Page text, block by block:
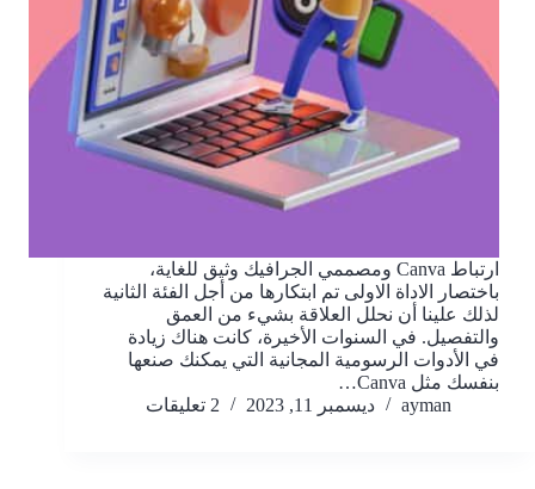
ارتباط Canva ومصممي الجرافيك وثيق للغاية،
باختصار الاداة الاولى تم ابتكارها من أجل الفئة الثانية
لذلك علينا أن نحلل العلاقة بشيء من العمق
والتفصيل. في السنوات الأخيرة، كانت هناك زيادة
في الأدوات الرسومية المجانية التي يمكنك صنعها
بنفسك مثل Canva…
ayman
ديسمبر 11, 2023 2 تعليقات